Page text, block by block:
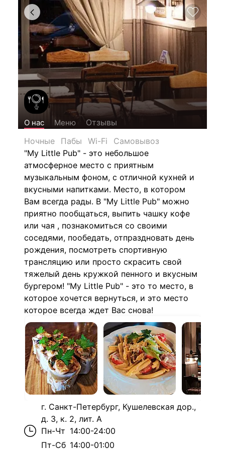
О нас Меню
Отзывы
Ночные
Пабы Wi-Fi
Самовывоз
"My Little Pub" - это небольшое
атмосферное место с приятным
музыкальным фоном, с отличной кухней и
вкусными напитками. Место, в котором
Вам всегда рады. В "My Little Pub" можно
приятно пообщаться, выпить чашку кофе
или чая , познакомиться со своими
соседями, пообедать, отпраздновать день
рождения, посмотреть спортивную
трансляцию или просто скрасить свой
тяжелый день кружкой пенного и вкусным
бургером! "My Little Pub" - это то место, в
которое хочется вернуться, и это место
которое всегда ждет Вас снова!
г. Санкт-Петербург, Кушелевская дор.,
д. 3, к. 2, лит. А
Пн-Чт 14:00-24:00
Пт-Сб 14:00-01:00